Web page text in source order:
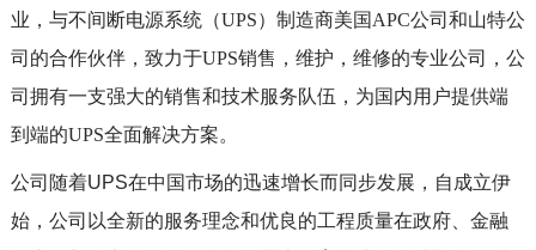
业，与不间断电源系统（UPS）制造商美国APC公司和山特公
司的合作伙伴，致力于UPS销售，维护，维修的专业公司，公
司拥有一支强大的销售和技术服务队伍，为国内用户提供端
到端的UPS全面解决方案。
公司随着UPS在中国市场的迅速增长而同步发展，自成立伊
始，公司以全新的服务理念和优良的工程质量在政府、金融